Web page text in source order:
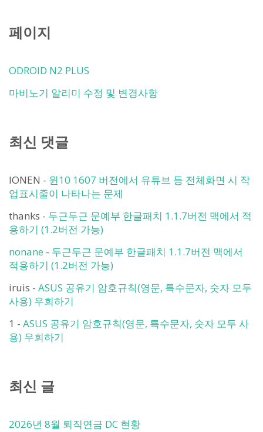
페이지
ODROID N2 PLUS
마비노기 알리미 수정 및 변경사항
최신 댓글
IONEN - 윈10 1607 버전에서 유튜브 등 전체화면 시 작
업표시줄이 나타나는 문제
thanks - 두근두근 문예부 한글패치 1.1.7버전 맥에서 적
용하기 (1.2버전 가능)
nonane - 두근두근 문예부 한글패치 1.1.7버전 맥에서
적용하기 (1.2버전 가능)
iruis - ASUS 공유기 암호규칙(영문, 특수문자, 숫자 모두
사용) 우회하기
1 - ASUS 공유기 암호규칙(영문, 특수문자, 숫자 모두 사
용) 우회하기
최신 글
2026년 8월 퇴직연금 DC 현황